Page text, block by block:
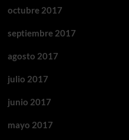
octubre 2017
septiembre 2017
agosto 2017
julio 2017
junio 2017
mayo 2017